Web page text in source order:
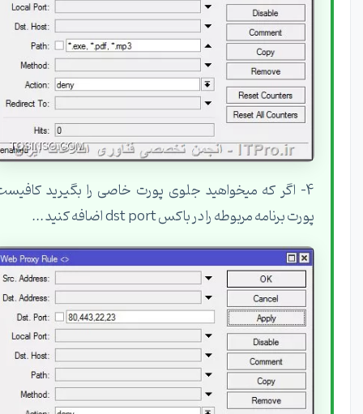
4- اگر که میخواهید جلوی پورت خاصی را بگیرید کافیست
پورت برنامه مربوطه را در باکس dst port اضافه کنید ...